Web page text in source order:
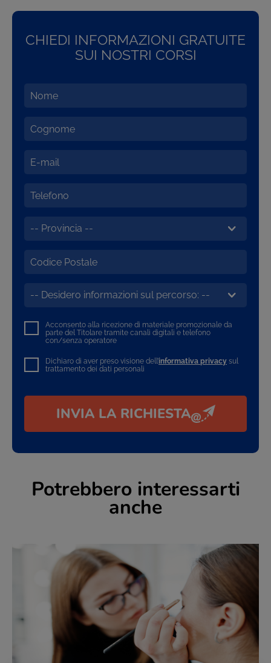
CHIEDI INFORMAZIONI GRATUITE
SUI NOSTRI CORSI
Acconsento alla ricezione di materiale promozionale da
parte del Titolare tramite canali digitali e telefono
con/senza operatore
Dichiaro di aver preso visione dell’informativa privacy sul
trattamento dei dati personali
INVIA LA RICHIESTA
Potrebbero interessarti
anche